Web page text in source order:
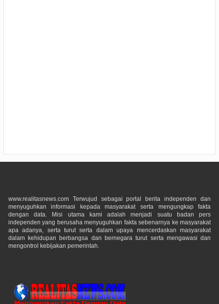
www.realitasnews.com Terwujud sebagai portal berita independen dan
menyuguhkan informasi kepada masyarakat serta mengungkap fakta
dengan data. Misi utama kami adalah menjadi suatu badan pers
independen yang berusaha menyuguhkan fakta sebenarnya ke masyarakat
apa adanya, serta turut serta dalam upaya mencerdaskan masyarakat
dalam kehidupan berbangsa dan bernegara turut serta mengawasi dan
mengontrol kebijakan pemerintah.